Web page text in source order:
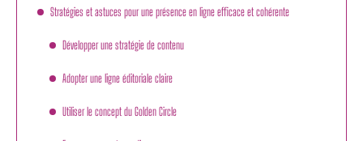
Stratégies et astuces pour une présence en ligne efficace et cohérente
Développer une stratégie de contenu
Adopter une ligne éditoriale claire
Utiliser le concept du Golden Circle